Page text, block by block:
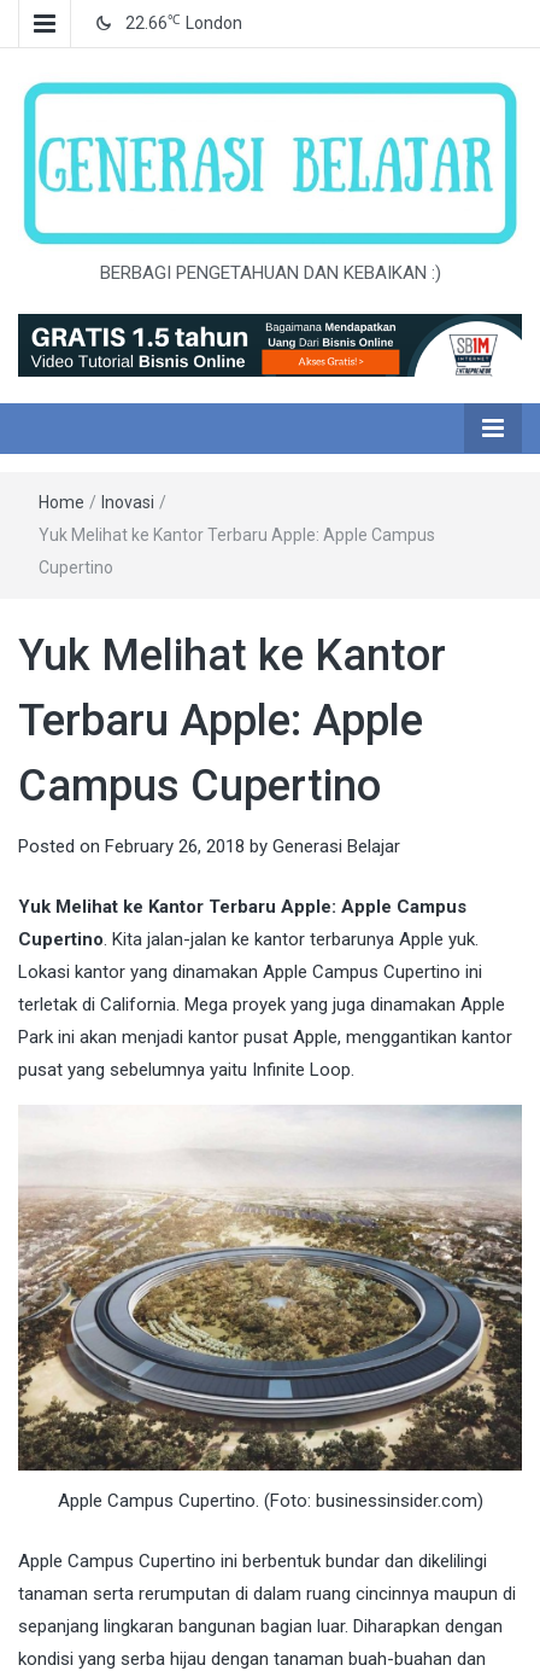
22.66℃ London
BERBAGI PENGETAHUAN DAN KEBAIKAN :)
Home / Inovasi /
Yuk Melihat ke Kantor Terbaru Apple: Apple Campus
Cupertino
Yuk Melihat ke Kantor
Terbaru Apple: Apple
Campus Cupertino
Posted on February 26, 2018 by Generasi Belajar
Yuk Melihat ke Kantor Terbaru Apple: Apple Campus
Cupertino. Kita jalan-jalan ke kantor terbarunya Apple yuk.
Lokasi kantor yang dinamakan Apple Campus Cupertino ini
terletak di California. Mega proyek yang juga dinamakan Apple
Park ini akan menjadi kantor pusat Apple, menggantikan kantor
pusat yang sebelumnya yaitu Infinite Loop.
Apple Campus Cupertino. (Foto: businessinsider.com)
Apple Campus Cupertino ini berbentuk bundar dan dikelilingi
tanaman serta rerumputan di dalam ruang cincinnya maupun di
sepanjang lingkaran bangunan bagian luar. Diharapkan dengan
kondisi yang serba hijau dengan tanaman buah-buahan dan